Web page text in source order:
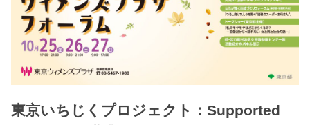
東京いちじくプロジェクト：Supported